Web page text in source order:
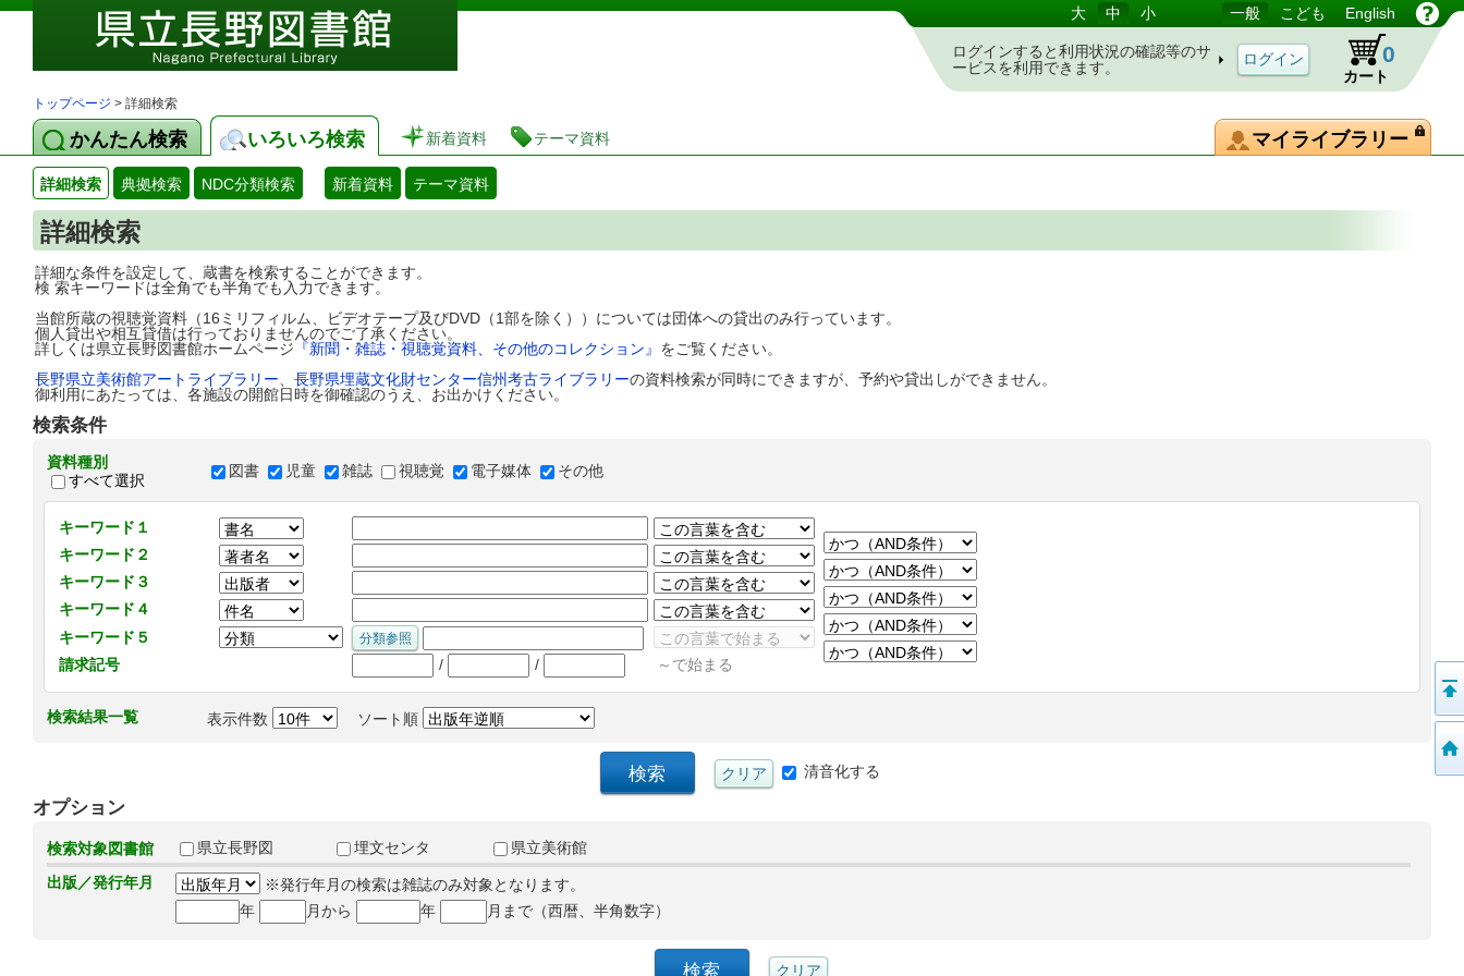
図書館 蔵書検索・予約システム 大 中 小 一般 こども English
ログインすると利用状況の確認等のサ
ービスを利用できます。
カート
0
トップページ > 詳細検索
かんたん検索 いろいろ検索 新着資料 テーマ資料 マイライブラリー
詳細検索 典拠検索 NDC分類検索 新着資料 テーマ資料
詳細検索
詳細な条件を設定して、蔵書を検索することができます。
検 索キーワードは全角でも半角でも入力できます。
当館所蔵の視聴覚資料（16ミリフィルム、ビデオテープ及びDVD（1部を除く））については団体への貸出のみ行っています。
個人貸出や相互貸借は行っておりませんのでご了承ください。
詳しくは県立長野図書館ホームページ 『新聞・雑誌・視聴覚資料、その他のコレクション』 をご覧ください。
長野県立美術館アートライブラリー
長野県埋蔵文化財センター信州考古ライブラリーの資料検索が同時にできますが、予約や貸出しができません。
御利用にあたっては、各施設の開館日時を御確認のうえ、お出かけください。
検索条件
資料種別
すべて選択
図書 児童 雑誌 視聴覚 電子媒体 その他
キーワード１
キーワード２
キーワード３
キーワード４
キーワード５
請求記号
/ / ～で始まる
検索結果一覧 表示件数 ソート順
清音化する
オプション
検索対象図書館 県立長野図 埋文センタ
県立美術館
出版／発行年月
※発行年月の検索は雑誌のみ対象となります。
年
月から 年 月まで（西暦、半角数字）